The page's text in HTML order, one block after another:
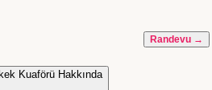
Randevu →
Kuaförü Hakkında